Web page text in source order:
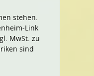
stehen.
Link
MwSt. zu
sind